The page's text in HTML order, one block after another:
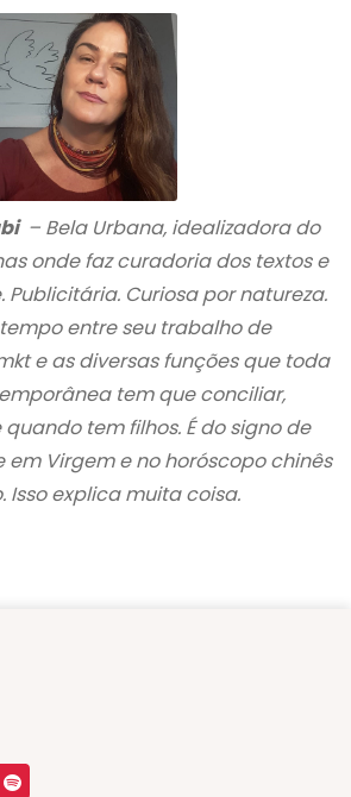
– Bela Urbana, idealizadora do
onde faz curadoria dos textos e
Publicitária. Curiosa por natureza.
entre seu trabalho de
e as diversas funções que toda
tem que conciliar,
tem filhos. É do signo de
em Virgem e no horóscopo chinês
Isso explica muita coisa.